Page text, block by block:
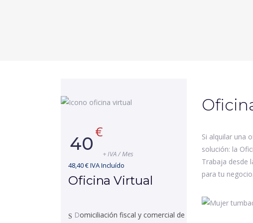
40
€
+ IVA / Mes
48,40 € IVA Incluído
Oficina Virtual
Domiciliación fiscal y comercial de
Si alquilar una
solución: la
Trabaja desde
para tu negocio.